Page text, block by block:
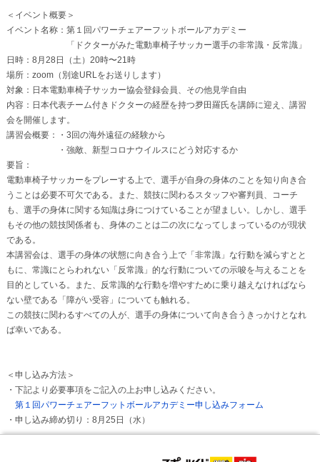
＜イベント概要＞
イベント名称：第１回パワーチェアーフットボールアカデミー
「ドクターがみた電動車椅子サッカー選手の非常識・反常識」
日時：8月28日（土）20時〜21時
場所：zoom（別途URLをお送りします）
対象：日本電動車椅子サッカー協会登録会員、その他見学自由
内容：日本代表チーム付きドクターの経歴を持つ夛田羅氏を講師に迎え、講習
会を開催します。
講習会概要：・3回の海外遠征の経験から
・強敵、新型コロナウイルスにどう対応するか
要旨：
電動車椅子サッカーをプレーする上で、選手が自身の身体のことを知り向き合
うことは必要不可欠である。また、競技に関わるスタッフや審判員、コーチ
も、選手の身体に関する知識は身につけていることが望ましい。しかし、選手
もその他の競技関係者も、身体のことは二の次になってしまっているのが現状
である。
本講習会は、選手の身体の状態に向き合う上で「非常識」な行動を減らすとと
もに、常識にとらわれない「反常識」的な行動についての示唆を与えることを
目的としている。また、反常識的な行動を増やすために乗り越えなければなら
ない壁である「障がい受容」についても触れる。
この競技に関わるすべての人が、選手の身体について向き合うきっかけとなれ
ば幸いである。
＜申し込み方法＞
・下記より必要事項をご記入の上お申し込みください。
第１回パワーチェアーフットボールアカデミー申し込みフォーム
・申し込み締め切り：8月25日（水）